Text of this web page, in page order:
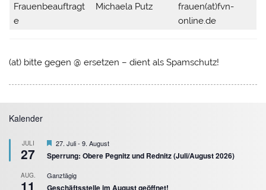
Frauenbeauftragt
e
Michaela Putz
frauen(at)fvn-
online.de
(at) bitte gegen @ ersetzen – dient als Spamschutz!
Kalender
JULI
27
Hervorgehoben
27. Juli-9. August
Sperrung: Obere Pegnitz und Rednitz (Juli/August 2026)
AUG.
11
Ganztägig
Geschäftsstelle im August geöffnet!